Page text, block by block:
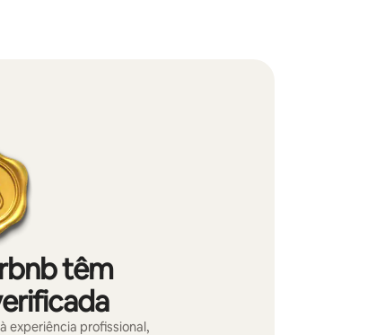
têm
experiência profissional,